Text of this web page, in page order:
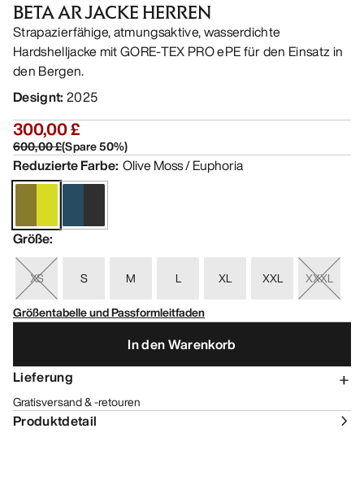
BETA AR JACKE HERREN
Strapazierfähige, atmungsaktive, wasserdichte
Hardshelljacke mit GORE-TEX PRO ePE für den Einsatz in
den Bergen.
Designt: 2025
300,00 £
600,00 £(Spare50%)
Reduzierte Farbe: Olive Moss / Euphoria
Größe:
XS S M L XL XXL
XXXL
Größentabelle und Passformleitfaden
In den Warenkorb
Lieferung
Gratisversand & -retouren
Produktdetail